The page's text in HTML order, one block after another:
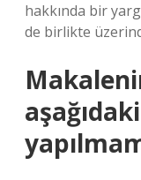
hakkında bir
de birlikte